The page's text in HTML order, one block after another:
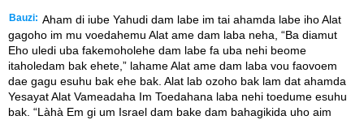
Bauzi: Aham di iube Yahudi dam labe im tai ahamda labe iho Alat
gagoho im mu voedahemu Alat ame dam laba neha, “Ba diamut
Eho uledi uba fakemoholehe dam labe fa uba nehi beome
itaholedam bak ehete,” lahame Alat ame dam laba vou faovoem
dae gagu esuhu bak ehe bak. Alat lab ozoho bak lam dat ahamda
Yesayat Alat Vameadaha Im Toedahana laba nehi toedume esuhu
bak. “Làhà Em gi um Israel dam bake dam bahagikida uho aim